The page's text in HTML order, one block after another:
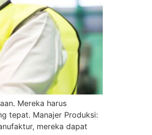
Mereka harus
tepat. Manajer Produksi:
mereka dapat